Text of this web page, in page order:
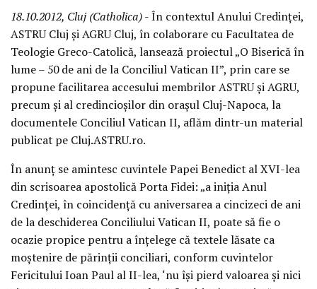
18.10.2012, Cluj (Catholica)- În contextul Anului Credinţei,
ASTRU Cluj şi AGRU Cluj, în colaborare cu Facultatea de
Teologie Greco-Catolică, lansează proiectul „O Biserică în
lume – 50 de ani de la Conciliul Vatican II”, prin care se
propune facilitarea accesului membrilor ASTRU şi AGRU,
precum şi al credincioşilor din oraşul Cluj-Napoca, la
documentele Conciliul Vatican II, aflăm dintr-un material
publicat pe Cluj.ASTRU.ro.
În anunţ se amintesc cuvintele Papei Benedict al XVI-lea
din scrisoarea apostolică Porta Fidei: „a iniţia Anul
Credinţei, în coincidenţă cu aniversarea a cincizeci de ani
de la deschiderea Conciliului Vatican II, poate să fie o
ocazie propice pentru a înţelege că textele lăsate ca
moştenire de părinţii conciliari, conform cuvintelor
Fericitului Ioan Paul al II-lea, ‘nu îşi pierd valoarea şi nici